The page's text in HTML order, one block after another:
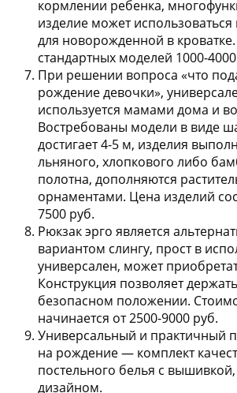
кормлении ребенка,
изделие может
для новорожденной в
стандартных моделей 1000-
При решении вопроса «что
рождение девочки»,
используется мамами дома и
Востребованы модели в виде
достигает 4-5 м, изделия
льняного, хлопкового либо
полотна, дополняются
орнаментами. Цена изделий
7500 руб.
Рюкзак эрго является
вариантом слингу, прост в
универсален, может
Конструкция позволяет
безопасном положении.
начинается от 2500-9000 руб.
Универсальный и практичный
на рождение — комплект
постельного белья с
дизайном.